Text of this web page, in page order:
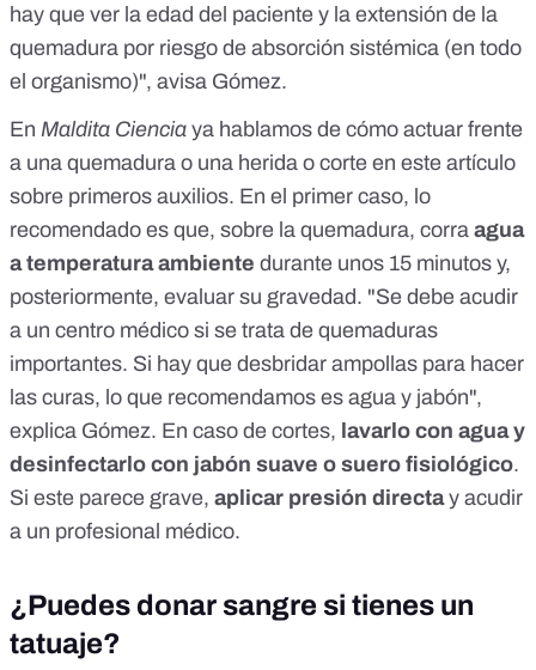
hay que ver la edad del paciente y la extensión de la
quemadura por riesgo de absorción sistémica (en todo
el organismo)", avisa Gómez.
En Maldita Ciencia ya hablamos de cómo actuar frente
a una quemadura o una herida o corte en este artículo
sobre primeros auxilios. En el primer caso, lo
recomendado es que, sobre la quemadura, corra agua
a temperatura ambiente durante unos 15 minutos y,
posteriormente, evaluar su gravedad. "Se debe acudir
a un centro médico si se trata de quemaduras
importantes. Si hay que desbridar ampollas para hacer
las curas, lo que recomendamos es agua y jabón",
explica Gómez. En caso de cortes, lavarlo con agua y
desinfectarlo con jabón suave o suero fisiológico.
Si este parece grave, aplicar presión directay acudir
a un profesional médico.
¿Puedes donar sangre si tienes un
tatuaje?